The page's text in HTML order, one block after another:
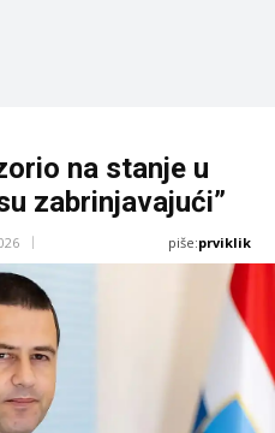
na stanje u
zabrinjavajući”
piše:prviklik